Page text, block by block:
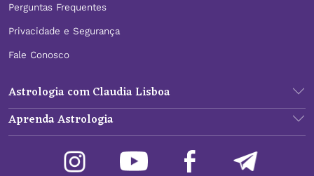
Perguntas Frequentes
Privacidade e Segurança
Fale Conosco
Astrologia com Claudia Lisboa
Aprenda Astrologia